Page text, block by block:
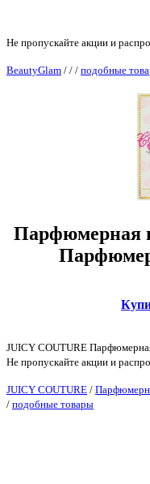
Не пропускайте акции и
BeautyGlam / / / подобные
Парфюмерная
JUICY COUTURE
Не пропускайте акции и
JUICY COUTURE /
/ подобные товары